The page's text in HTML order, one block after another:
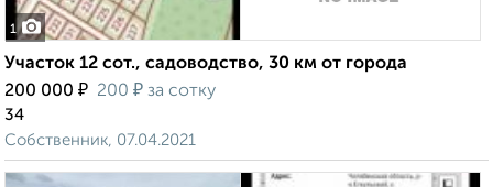
1
Участок 12 сот., садоводство, 30 км от города
200 000 ₽ 200 ₽ за сотку
34
Собственник, 07.04.2021